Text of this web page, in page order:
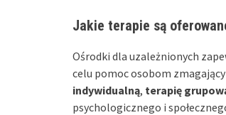
Jakie terapie są
Ośrodki dla uzależnionych
celu pomoc osobom
indywidualną, terapię
psychologicznego i